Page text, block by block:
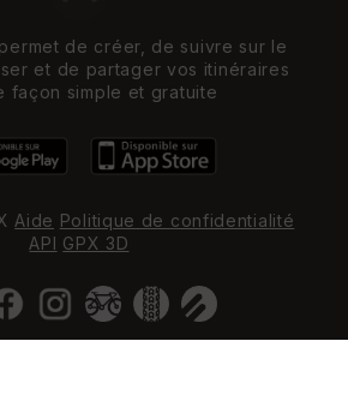
de créer, de suivre sur le
et de partager vos itinéraires
façon simple et gratuite
Aide Politique de confidentialité
API GPX 3D